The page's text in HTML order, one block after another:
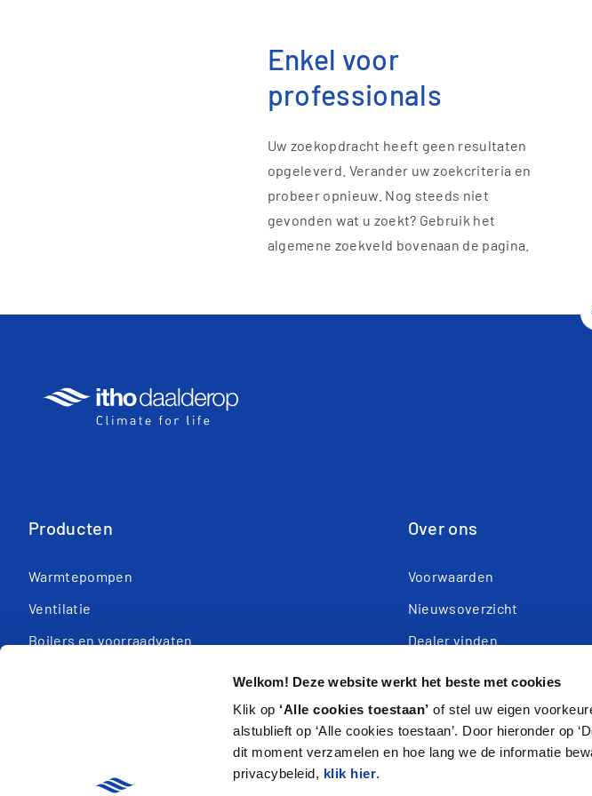
Welkom! Deze website werkt het beste met cookies
Klik op ‘Alle cookies toestaan’ of stel uw eigen
alstublieft op ‘Alle cookies toestaan’. Door hieronder op
dit moment verzamelen en hoe lang we de informatie
privacybeleid, klik hier.
Enkel voor
professionals
Uw zoekopdracht heeft geen resultaten
opgeleverd. Verander uw zoekcriteria en
probeer opnieuw. Nog steeds niet
gevonden wat u zoekt? Gebruik het
algemene zoekveld bovenaan de pagina.
Producten
Warmtepompen
Ventilatie
Boilers en voorraadvaten
Over ons
Voorwaarden
Nieuwsoverzicht
Dealer vinden
Garantie registreren
Bedrijfsvoorstelling